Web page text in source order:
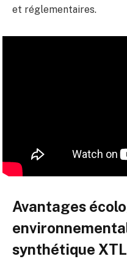
et réglementaires.
Avantages
synthétique XTL